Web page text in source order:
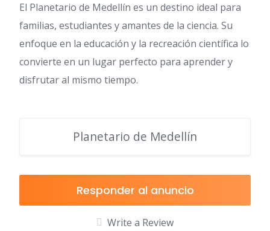
El Planetario de Medellín es un destino ideal para
familias, estudiantes y amantes de la ciencia. Su
enfoque en la educación y la recreación científica lo
convierte en un lugar perfecto para aprender y
disfrutar al mismo tiempo.
Planetario de Medellín
Responder al anuncio
Write a Review